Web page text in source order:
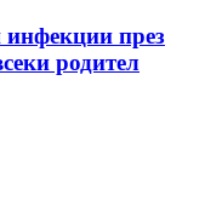
през
родител